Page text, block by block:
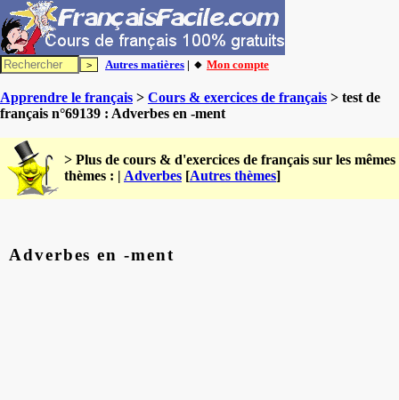
Autres matières | 🔸 Mon compte
Apprendre le français > Cours & exercices de français > test de
français n°69139 : Adverbes en -ment
> Plus de cours & d'exercices de français sur les mêmes
thèmes : | Adverbes [Autres thèmes]
Adverbes en -ment